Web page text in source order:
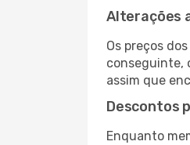
Alterações
Os preços
conseguinte,
assim que
Descontos
Enquanto